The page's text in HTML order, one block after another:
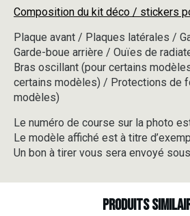
Composition du kit déco / stickers
Plaque avant / Plaques latérales /
Garde-boue arrière / Ouïes de
Bras oscillant (pour certains
certains modèles) / Protections de
modèles)
Le numéro de course sur la photo
Le modèle affiché est à titre
Un bon à tirer vous sera envoyé
Produits